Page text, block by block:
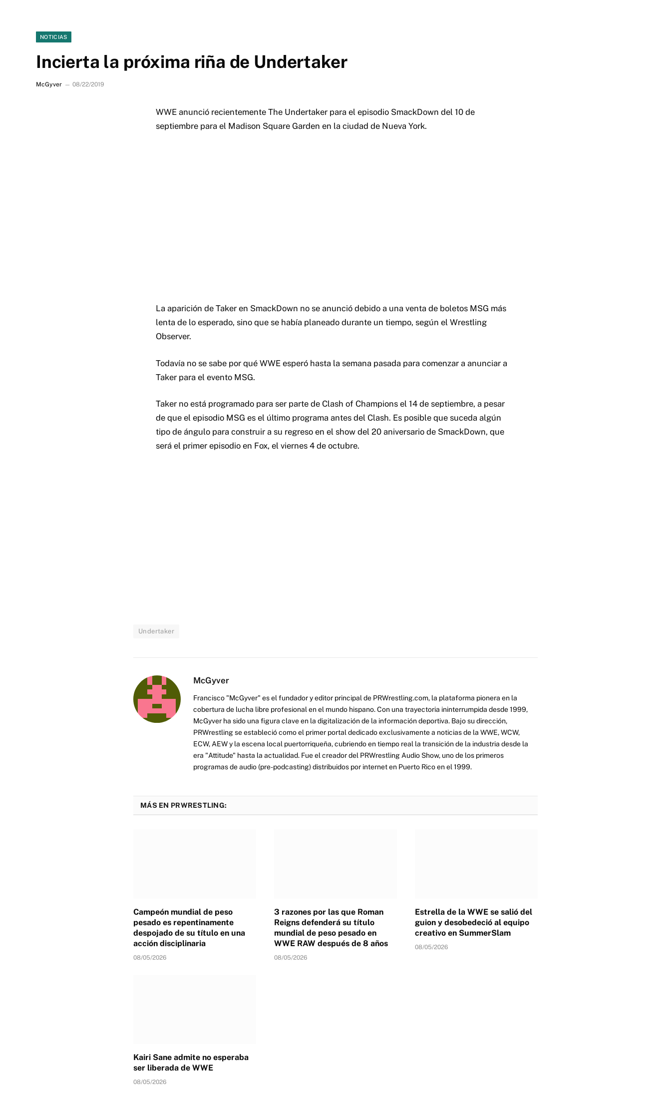
NOTICIAS
Incierta la próxima riña de Undertaker
McGyver 08/22/2019
WWE anunció recientemente The Undertaker para el episodio SmackDown del 10 de
septiembre para el Madison Square Garden en la ciudad de Nueva York.
La aparición de Taker en SmackDown no se anunció debido a una venta de boletos MSG más
lenta de lo esperado, sino que se había planeado durante un tiempo, según el Wrestling
Observer.
Todavía no se sabe por qué WWE esperó hasta la semana pasada para comenzar a anunciar a
Taker para el evento MSG.
Taker no está programado para ser parte de Clash of Champions el 14 de septiembre, a pesar
de que el episodio MSG es el último programa antes del Clash. Es posible que suceda algún
tipo de ángulo para construir a su regreso en el show del 20 aniversario de SmackDown, que
será el primer episodio en Fox, el viernes 4 de octubre.
Undertaker
McGyver
Francisco "McGyver" es el fundador y editor principal de PRWrestling.com, la plataforma pionera en la
cobertura de lucha libre profesional en el mundo hispano. Con una trayectoria ininterrumpida desde 1999,
McGyver ha sido una figura clave en la digitalización de la información deportiva. Bajo su dirección,
PRWrestling se estableció como el primer portal dedicado exclusivamente a noticias de la WWE, WCW,
ECW, AEW y la escena local puertorriqueña, cubriendo en tiempo real la transición de la industria desde la
era "Attitude" hasta la actualidad. Fue el creador del PRWrestling Audio Show, uno de los primeros
programas de audio (pre-podcasting) distribuidos por internet en Puerto Rico en el 1999.
MÁS EN PRWRESTLING:
Campeón mundial de peso
pesado es repentinamente
despojado de su título en una
acción disciplinaria
08/05/2026
3 razones por las que Roman
Reigns defenderá su título
mundial de peso pesado en
WWE RAW después de 8 años
08/05/2026
Estrella de la WWE se salió del
guion y desobedeció al equipo
creativo en SummerSlam
08/05/2026
Kairi Sane admite no esperaba
ser liberada de WWE
08/05/2026